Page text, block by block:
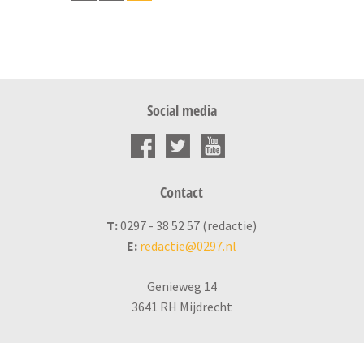
Social media
Contact
T:0297 - 38 52 57 (redactie)
E: redactie@0297.nl
Genieweg 14
3641 RH Mijdrecht